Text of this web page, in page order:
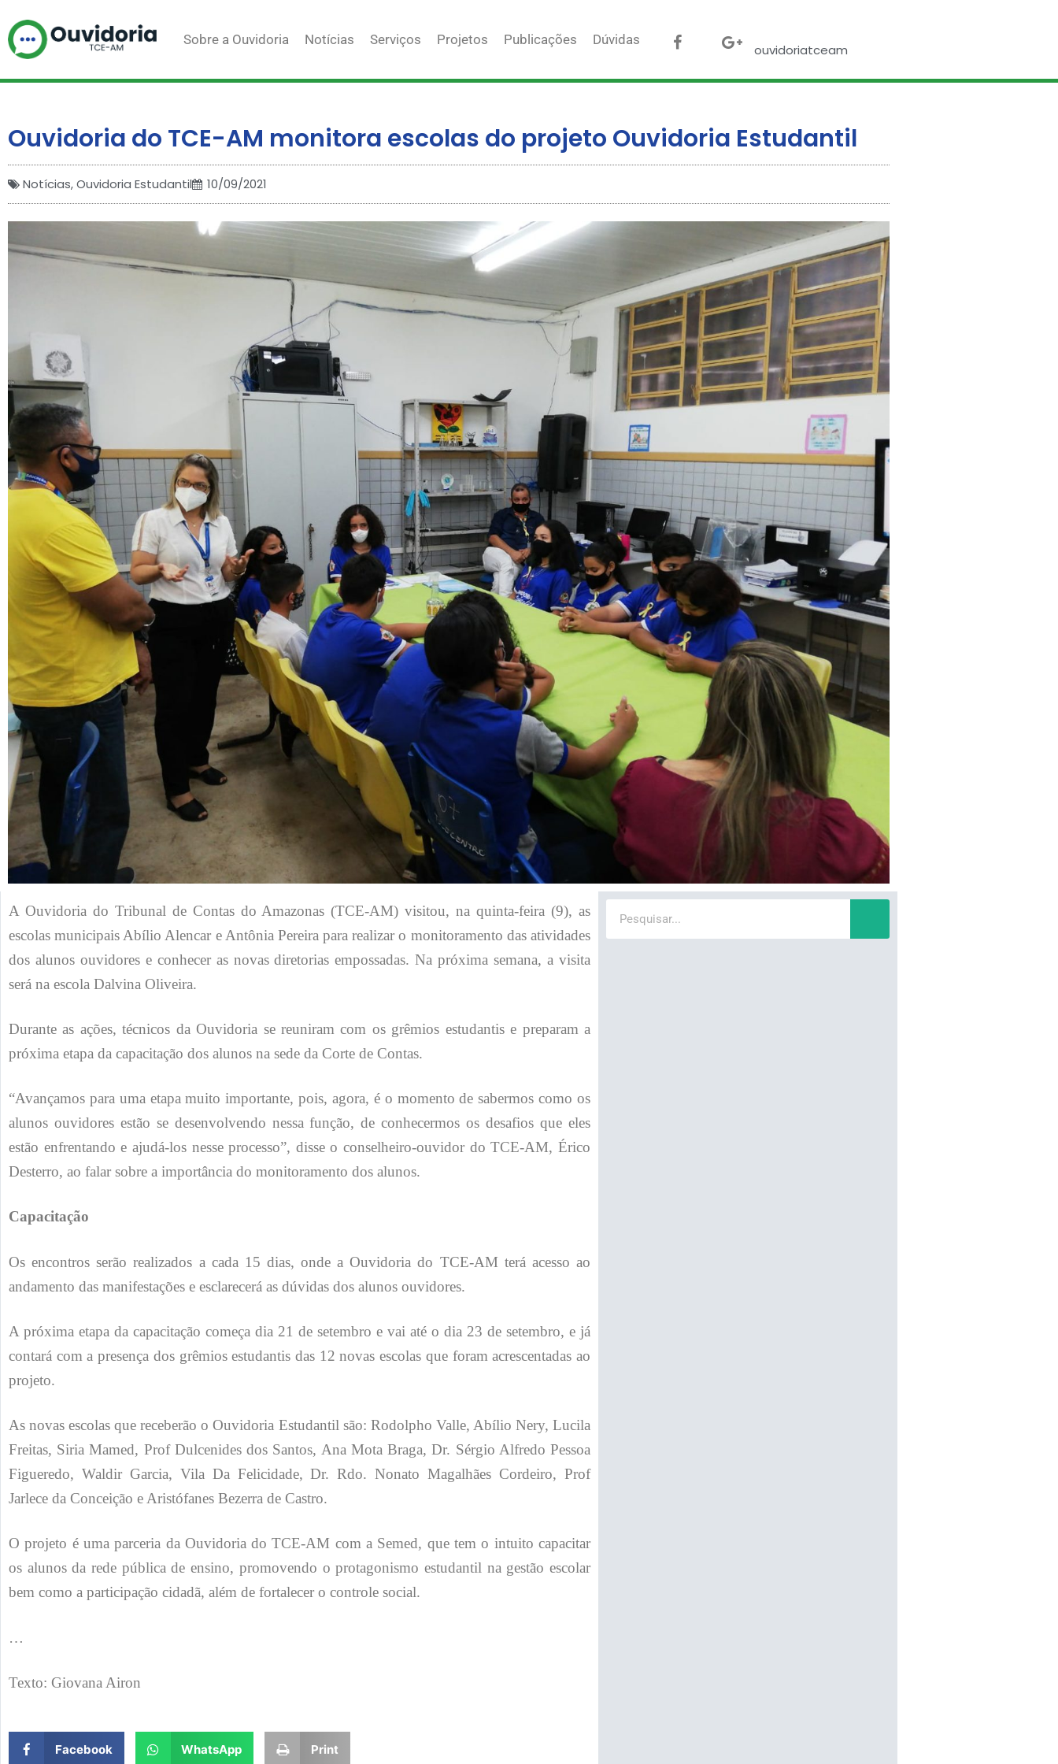
para
Sobre a Ouvidoria Notícias Serviços Projetos Publicações Dúvidas Facebook
twitter
Google-
plusouvidoriatceam
Ouvidoria do TCE-AM monitora escolas do projeto Ouvidoria Estudantil
Notícias,Ouvidoria Estudantil 10/09/2021
A Ouvidoria do Tribunal de Contas do Amazonas (TCE-AM) visitou, na quinta-feira (9), as
escolas municipais Abílio Alencar e Antônia Pereira para realizar o monitoramento das atividades
dos alunos ouvidores e conhecer as novas diretorias empossadas. Na próxima semana, a visita
será na escola Dalvina Oliveira.
Durante as ações, técnicos da Ouvidoria se reuniram com os grêmios estudantis e preparam a
próxima etapa da capacitação dos alunos na sede da Corte de Contas.
“Avançamos para uma etapa muito importante, pois, agora, é o momento de sabermos como os
alunos ouvidores estão se desenvolvendo nessa função, de conhecermos os desafios que eles
estão enfrentando e ajudá-los nesse processo”, disse o conselheiro-ouvidor do TCE-AM, Érico
Desterro, ao falar sobre a importância do monitoramento dos alunos.
Capacitação
Os encontros serão realizados a cada 15 dias, onde a Ouvidoria do TCE-AM terá acesso ao
andamento das manifestações e esclarecerá as dúvidas dos alunos ouvidores.
A próxima etapa da capacitação começa dia 21 de setembro e vai até o dia 23 de setembro, e já
contará com a presença dos grêmios estudantis das 12 novas escolas que foram acrescentadas ao
projeto.
As novas escolas que receberão o Ouvidoria Estudantil são: Rodolpho Valle, Abílio Nery, Lucila
Freitas, Siria Mamed, Prof Dulcenides dos Santos, Ana Mota Braga, Dr. Sérgio Alfredo Pessoa
Figueredo, Waldir Garcia, Vila Da Felicidade, Dr. Rdo. Nonato Magalhães Cordeiro, Prof
Jarlece da Conceição e Aristófanes Bezerra de Castro.
O projeto é uma parceria da Ouvidoria do TCE-AM com a Semed, que tem o intuito capacitar
os alunos da rede pública de ensino, promovendo o protagonismo estudantil na gestão escolar
bem como a participação cidadã, além de fortalecer o controle social.
…
Texto: Giovana Airon
Facebook WhatsApp Print